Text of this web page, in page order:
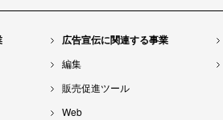
広告宣伝に関連する事業
編集
販売促進ツール
Web